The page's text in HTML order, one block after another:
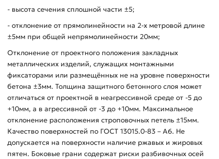
- высота сечения сплошной части ±5;
- отклонение от прямолинейности на 2-х метровой длине
±5мм при общей непрямолинейности 20мм;
Отклонение от проектного положения закладных
металлических изделий, служащих монтажными
фиксаторами или размещённых не на уровне поверхности
бетона ±3мм. Толщина защитного бетонного слоя может
отличаться от проектной в неагрессивной среде от -5 до
+10мм, а в агрессивной от -3 до +10мм. Максимальное
отклонение расположения строповочных петель ±15мм.
Качество поверхностей по ГОСТ 13015.0-83 – А6. Не
допускается на поверхности наличие ржавых и жировых
пятен. Боковые грани содержат риски разбивочных осей